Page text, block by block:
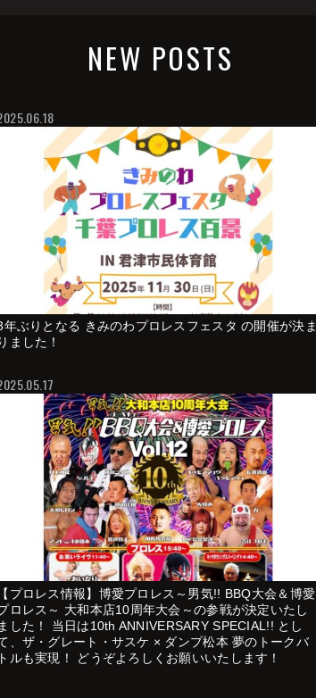
NEW POSTS
年ぶりとなる きみのわプロレスフェスタ の開催が決ま
りました！
【プロレス情報】博愛プロレス～男気!! BBQ大会＆博愛
ロレス～ 大和本店10周年大会～の参戦が決定いたし
ました！ 当日は10th ANNIVERSARY SPECIAL!! とし
、ザ・グレート・サスケ × ダンプ松本 夢のトークバ
トルも実現！ どうぞよろしくお願いいたします！